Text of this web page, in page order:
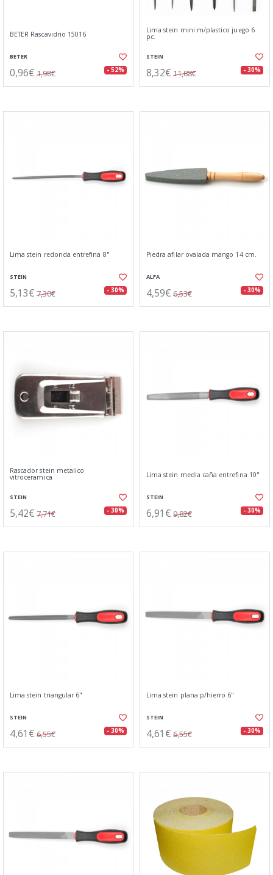
BETER Rascavidrio 15016
BETER
0,96€ 1,98€ - 52%
Lima stein mini m/plastico juego 6
pc.
STEIN
8,32€ 11,88€ - 30%
Lima stein redonda entrefina 8"
STEIN
5,13€ 7,30€ - 30%
Piedra afilar ovalada mango 14 cm.
ALFA
4,59€ 6,53€ - 30%
Rascador stein metalico
vitroceramica
STEIN
5,42€ 7,71€ - 30%
Lima stein media caña entrefina 10"
STEIN
6,91€ 9,82€ - 30%
Lima stein triangular 6"
STEIN
4,61€ 6,55€ - 30%
Lima stein plana p/hierro 6"
STEIN
4,61€ 6,55€ - 30%